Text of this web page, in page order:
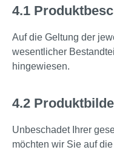
4.1
Auf die Geltung der
wesentlicher
hingewiesen.
4.2
Unbeschadet Ihrer
möchten wir Sie auf